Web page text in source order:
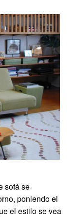
sofá se
poniendo el
el estilo se vea